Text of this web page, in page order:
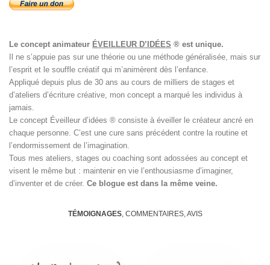
Le concept animateur ÉVEILLEUR D’IDÉES ® est unique.
Il ne s’appuie pas sur une théorie ou une méthode généralisée, mais sur
l’esprit et le souffle créatif qui m’animèrent dès l’enfance.
Appliqué depuis plus de 30 ans au cours de milliers de stages et
d’ateliers d’écriture créative, mon concept a marqué les individus à
jamais.
Le concept Éveilleur d’idées ® consiste à éveiller le créateur ancré en
chaque personne. C’est une cure sans précédent contre la routine et
l’endormissement de l’imagination.
Tous mes ateliers, stages ou coaching sont adossées au concept et
visent le même but : maintenir en vie l’enthousiasme d’imaginer,
d’inventer et de créer. Ce blogue est dans la même veine.
TÉMOIGNAGES, COMMENTAIRES, AVIS